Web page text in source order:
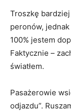
Troszkę
peronów,
100% jestem
Faktycznie –
światłem.
Pasażerowie
odjazdu”.